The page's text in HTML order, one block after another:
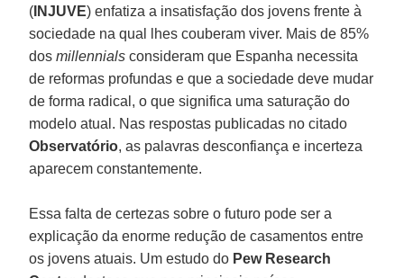
( INJUVE) enfatiza a insatisfação dos jovens frente à
sociedade na qual lhes couberam viver. Mais de 85%
dosmillennials consideram que Espanha necessita
de reformas profundas e que a sociedade deve mudar
de forma radical, o que significa uma saturação do
modelo atual. Nas respostas publicadas no citado
Observatório, as palavras desconfiança e incerteza
aparecem constantemente.
Essa falta de certezas sobre o futuro pode ser a
explicação da enorme redução de casamentos entre
os jovens atuais. Um estudo do Pew Research